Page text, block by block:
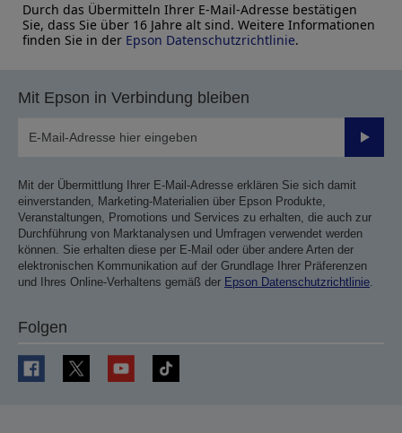
Durch das Übermitteln Ihrer E-Mail-Adresse bestätigen
Sie, dass Sie über 16 Jahre alt sind. Weitere Informationen
finden Sie in der Epson Datenschutzrichtlinie.
Mit Epson in Verbindung bleiben
Mit der Übermittlung Ihrer E-Mail-Adresse erklären Sie sich damit
einverstanden, Marketing-Materialien über Epson Produkte,
Veranstaltungen, Promotions und Services zu erhalten, die auch zur
Durchführung von Marktanalysen und Umfragen verwendet werden
können. Sie erhalten diese per E-Mail oder über andere Arten der
elektronischen Kommunikation auf der Grundlage Ihrer Präferenzen
und Ihres Online-Verhaltens gemäß der Epson Datenschutzrichtlinie.
Folgen